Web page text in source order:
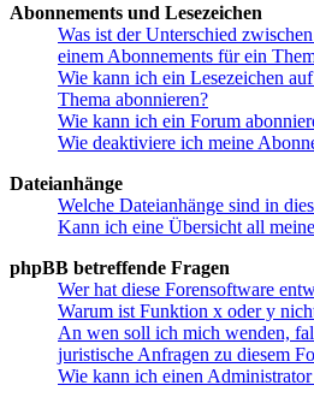
Abonnements und Lesezeichen
Was ist der Unterschied
einem Abonnements für ein
Wie kann ich ein Lesezeichen
Thema abonnieren?
Wie kann ich ein Forum
Wie deaktiviere ich meine
Dateianhänge
Welche Dateianhänge sind in
Kann ich eine Übersicht all
phpBB betreffende Fragen
Wer hat diese Forensoftware
Warum ist Funktion x oder y
An wen soll ich mich wenden,
juristische Anfragen zu diesem
Wie kann ich einen